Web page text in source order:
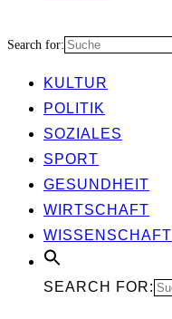
Search for:
KUL­TUR
POLI­TIK
SOZIA­LES
SPORT
GESUND­HEIT
WIRT­SCHAFT
WIS­SEN­SCHAFT
SEARCH FOR: